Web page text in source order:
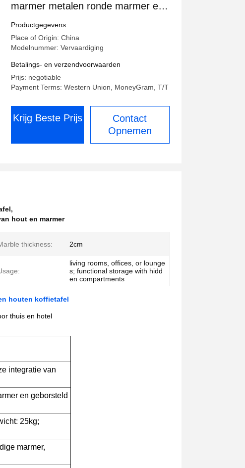
marmer metalen ronde marmer en
houten koffietafel
Productgegevens
Place of Origin: China
Modelnummer: Vervaardiging
Betalings- en verzendvoorwaarden
Prijs: negotiable
Payment Terms: Western Union, MoneyGram, T/T
Krijg Beste Prijs
Contact
Opnemen
,
hout en marmer
thickness: 2cm
living rooms, offices, or lounge
s; functional storage with hidd
en compartments
houten koffietafel
thuis en hotel
integratie van
en geborsteld
25kg;
marmer,